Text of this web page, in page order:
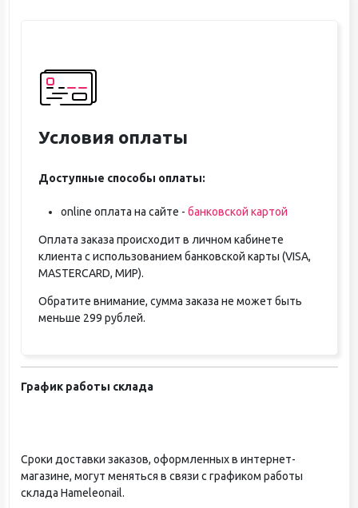
Условия оплаты
Доступные способы оплаты:
online оплата на сайте - банковской картой
Оплата заказа происходит в личном кабинете
клиента с использованием банковской карты (VISA,
MASTERCARD, МИР).
Обратите внимание, сумма заказа не может быть
меньше 299 рублей.
График работы склада
Сроки доставки заказов, оформленных в интернет-
магазине, могут меняться в связи с графиком работы
склада Hameleonail.